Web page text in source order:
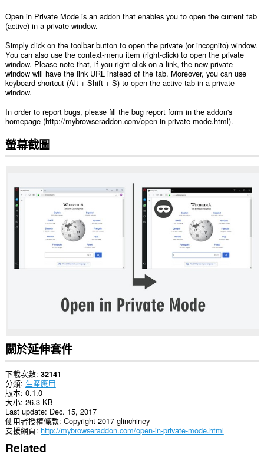
Open in Private Mode is an addon that enables you to open the current tab
(active) in a private window.
Simply click on the toolbar button to open the private (or incognito) window.
You can also use the context-menu item (right-click) to open the private
window. Please note that, if you right-click on a link, the new private
window will have the link URL instead of the tab. Moreover, you can use
keyboard shortcut (Alt + Shift + S) to open the active tab in a private
window.
In order to report bugs, please fill the bug report form in the addon's
homepage (http://mybrowseraddon.com/open-in-private-mode.html).
螢幕截圖
關於延伸套件
下載次數 32141
分類 生產應用
版本 0.1.0
大小 26.3 KB
Last update Dec. 15, 2017
使用者授權條款 Copyright 2017 glinchiney
支援網頁 http://mybrowseraddon.com/open-in-private-mode.html
Related